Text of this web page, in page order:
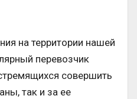
на территории нашей
перевозчик
совершить
так и за ее